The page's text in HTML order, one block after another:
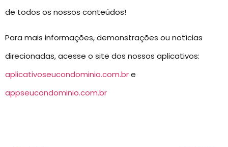
de todos os nossos conteúdos!
Para mais informações, demonstrações ou notícias
direcionadas, acesse o site dos nossos aplicativos:
aplicativoseucondominio.com.bre
appseucondominio.com.br